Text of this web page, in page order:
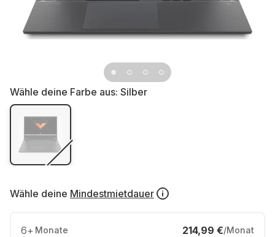
Wähle deine Farbe aus: Silber
Wähle deine Mindestmietdauer
6+ Monate 214,99 €/Monat